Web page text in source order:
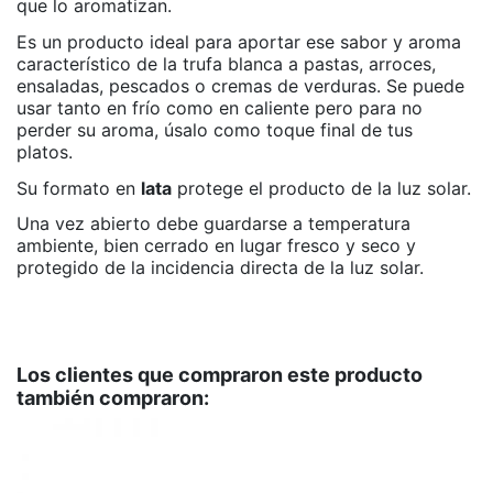
que lo aromatizan.
Es un producto ideal para aportar ese sabor y aroma
característico de la trufa blanca a pastas, arroces,
ensaladas, pescados o cremas de verduras. Se puede
usar tanto en frío como en caliente pero para no
perder su aroma, úsalo como toque final de tus
platos.
Su formato en lata protege el producto de la luz solar.
Una vez abierto debe guardarse a temperatura
ambiente, bien cerrado en lugar fresco y seco y
protegido de la incidencia directa de la luz solar.
SIN GLUTEN
LIBRE DE ALÉRGENOS
Los clientes que compraron este producto
también compraron: